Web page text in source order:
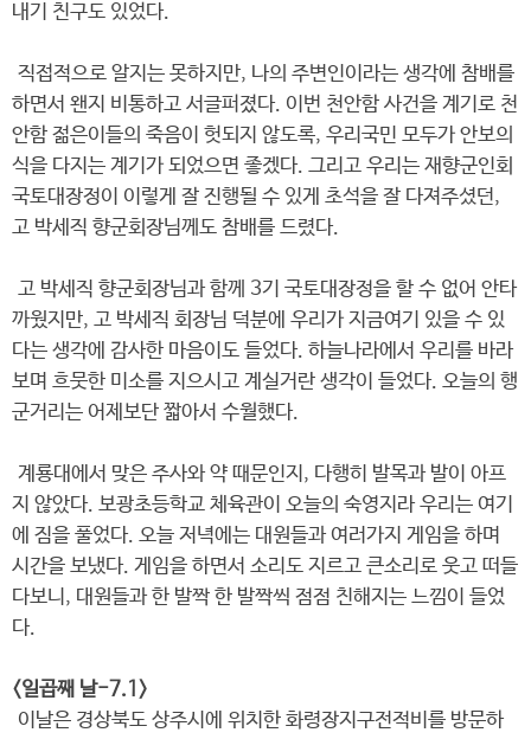
내기 친구도 있었다.
직접적으로 알지는 못하지만, 나의 주변인이라는 생각에 참배를
하면서 왠지 비통하고 서글퍼졌다. 이번 천안함 사건을 계기로 천
안함 젊은이들의 죽음이 헛되지 않도록, 우리국민 모두가 안보의
식을 다지는 계기가 되었으면 좋겠다. 그리고 우리는 재향군인회
국토대장정이 이렇게 잘 진행될 수 있게 초석을 잘 다져주셨던,
고 박세직 향군회장님께도 참배를 드렸다.
고 박세직 향군회장님과 함께 3기 국토대장정을 할 수 없어 안타
까웠지만, 고 박세직 회장님 덕분에 우리가 지금여기 있을 수 있
다는 생각에 감사한 마음이도 들었다. 하늘나라에서 우리를 바라
보며 흐뭇한 미소를 지으시고 계실거란 생각이 들었다. 오늘의 행
군거리는 어제보단 짧아서 수월했다.
계룡대에서 맞은 주사와 약 때문인지, 다행히 발목과 발이 아프
지 않았다. 보광초등학교 체육관이 오늘의 숙영지라 우리는 여기
에 짐을 풀었다. 오늘 저녁에는 대원들과 여러가지 게임을 하며
시간을 보냈다. 게임을 하면서 소리도 지르고 큰소리로 웃고 떠들
다보니, 대원들과 한 발짝 한 발짝씩 점점 친해지는 느낌이 들었
다.
<일곱째 날-7.1>
이날은 경상북도 상주시에 위치한 화령장지구전적비를 방문하